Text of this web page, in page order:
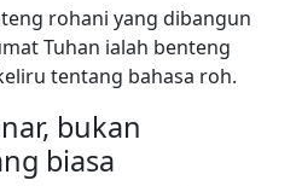
rohani yang dibangun
Tuhan ialah benteng
tentang bahasa roh.
bukan
biasa